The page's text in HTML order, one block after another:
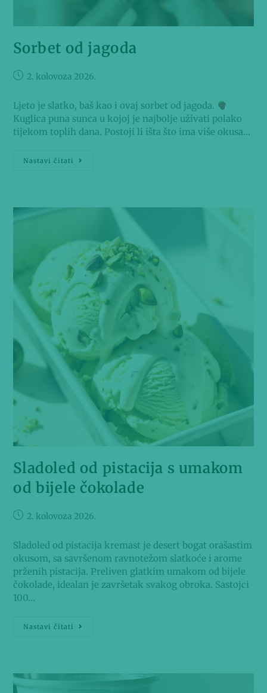
Sorbet od jagoda
2. kolovoza 2026.
Ljeto je slatko, baš kao i ovaj sorbet od jagoda.
Kuglica puna sunca u kojoj je najbolje uživati polako
tijekom toplih dana. Postoji li išta što ima više okusa…
Nastavi čitati
Sladoled od pistacija s umakom
od bijele čokolade
2. kolovoza 2026.
Sladoled od pistacija kremast je desert bogat orašastim
okusom, sa savršenom ravnotežom slatkoće i arome
prženih pistacija. Preliven glatkim umakom od bijele
čokolade, idealan je završetak svakog obroka. Sastojci
100…
Nastavi čitati